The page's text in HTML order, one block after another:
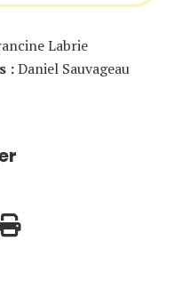
Labrie
:Daniel Sauvageau